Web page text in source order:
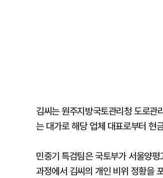
김씨는 원주지방국토관리청 도로
는 대가로 해당 업체 대표로부터
민중기 특검팀은 국토부가 서울양
과정에서 김씨의 개인 비위 정황을